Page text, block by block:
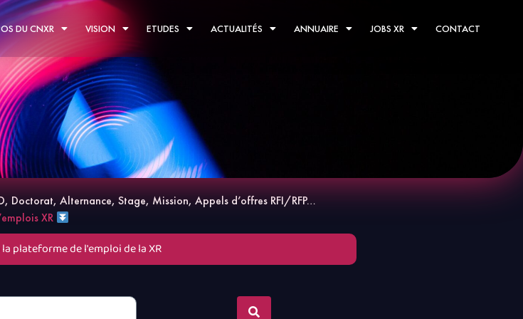
DU CNXR VISION ETUDES ACTUALITÉS ANNUAIRE JOBS XR CONTACT
Doctorat, Alternance, Stage, Mission, Appels d’offres RFI/RFP…
XR
plateforme de l'emploi de la XR